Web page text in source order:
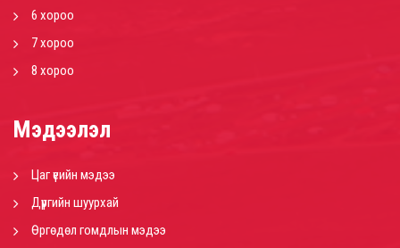
6 хороо
7 хороо
8 хороо
Мэдээлэл
Цаг үеийн мэдээ
Дүүргийн шуурхай
Өргөдөл гомдлын мэдээ